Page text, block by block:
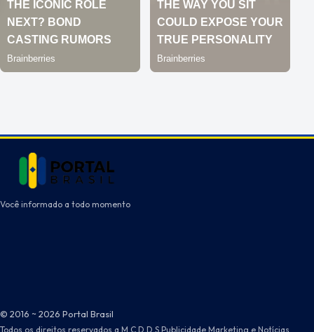
Você informado a todo momento
© 2016 ~ 2026 Portal Brasil
Todos os direitos reservados a M.C.D.D.S Publicidade Marketing e Notícias